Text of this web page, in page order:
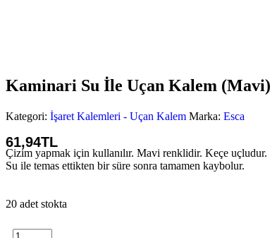
Kaminari Su İle Uçan Kalem (Mavi)
Kategori: İşaret Kalemleri - Uçan Kalem Marka: Esca
61,94TL
Çizim yapmak için kullanılır. Mavi renklidir. Keçe uçludur.
Su ile temas ettikten bir süre sonra tamamen kaybolur.
20 adet stokta